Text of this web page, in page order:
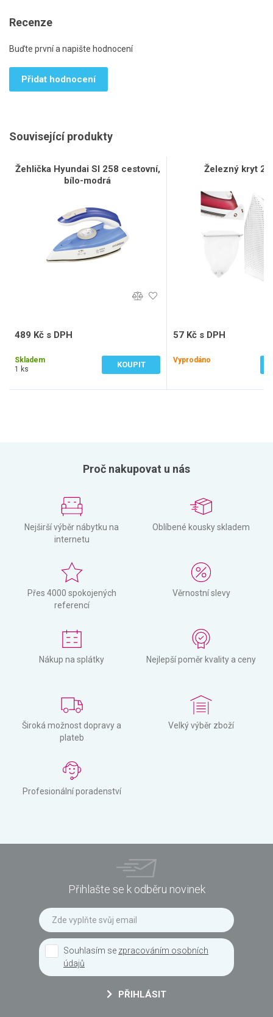
Recenze
Buďte první a napište hodnocení
Přidat hodnocení
Související produkty
Žehlička Hyundai SI 258 cestovní,
bílo-modrá
489 Kč s DPH
Skladem
1 ks
KOUPIT
Železný kryt
57 Kč s DPH
Vyprodáno
Proč nakupovat u nás
Nejširší výběr nábytku na
internetu
Oblíbené kousky skladem
Přes 4000 spokojených
referencí
Věrnostní slevy
Nákup na splátky Nejlepší poměr kvality a ceny
Široká možnost dopravy a
plateb
Velký výběr zboží
Profesionální poradenství
Přihlašte se k odběru novinek
Souhlasím se zpracováním osobních
údajů
PŘIHLÁSIT